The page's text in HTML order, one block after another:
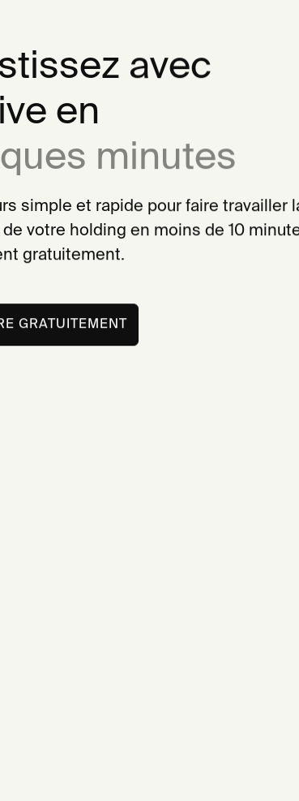
avec
en
minutes
simple et rapide pour faire travailler
votre holding en moins de 10
gratuitement.
GRATUITEMENT